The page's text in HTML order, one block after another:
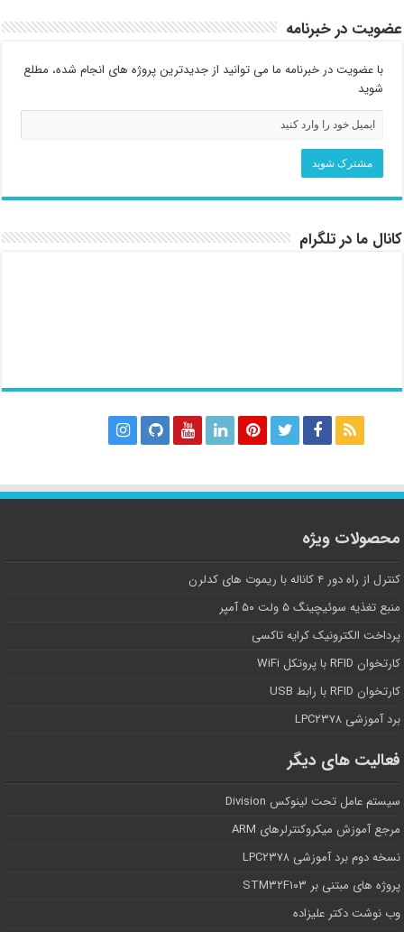
عضویت در خبرنامه
با عضویت در خبرنامه ما می توانید از جدیدترین پروژه های انجام شده، مطلع
شوید
کانال ما در تلگرام
محصولات ویژه
کنترل از راه دور ۴ کاناله با ریموت های کدلرن
منبع تغذیه سوئیچینگ ۵ ولت ۵۰ آمپر
پرداخت الکترونیک کرایه تاکسی
کارتخوان RFID با پروتکل WiFi
کارتخوان RFID با رابط USB
برد آموزشی LPC۲۳۷۸
فعالیت های دیگر
سیستم عامل تحت لینوکس Division
مرجع آموزش میکروکنترلرهای ARM
نسخه دوم برد آموزشی LPC۲۳۷۸
پروژه های مبتنی بر STM۳۲F۱۰۳
وب نوشت دکتر علیزاده